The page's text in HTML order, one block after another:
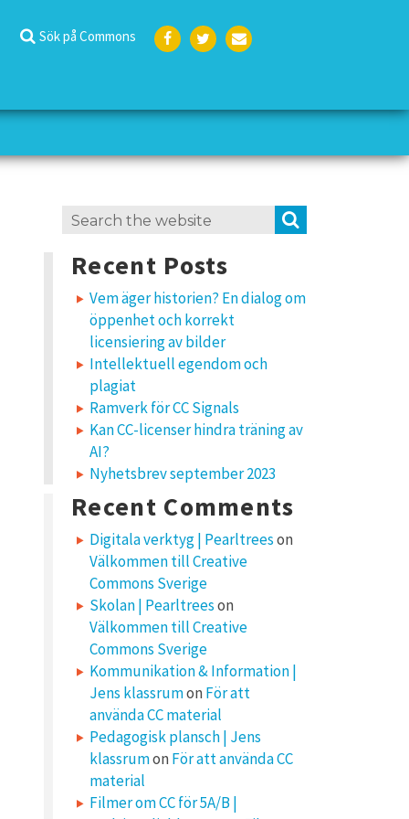
Sök på Commons
k
Search
Recent Posts
Vem äger historien? En dialog om
öppenhet och korrekt
licensiering av bilder
Intellektuell egendom och
plagiat
Ramverk för CC Signals
Kan CC-licenser hindra träning av
AI?
Nyhetsbrev september 2023
Recent Comments
Digitala verktyg | Pearltreeson
Välkommen till Creative
Commons Sverige
Skolan | Pearltreeson
Välkommen till Creative
Commons Sverige
Kommunikation & Information |
Jens klassrumon För att
använda CC material
Pedagogisk plansch | Jens
klassrumon För att använda CC
material
Filmer om CC för 5A/B |